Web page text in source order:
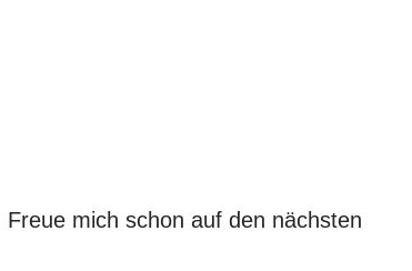
mich schon auf den nächsten